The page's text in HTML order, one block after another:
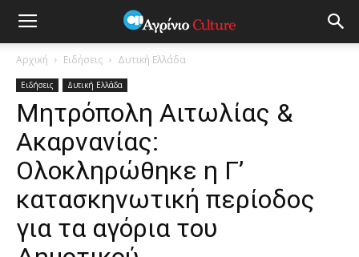
Αρχική Ειδήσεις Δυτική Ελλάδα
Ειδήσεις Δυτική Ελλάδα
Μητρόπολη Αιτωλίας &
Ακαρνανίας:
Ολοκληρώθηκε η Γ’
κατασκηνωτική περίοδος
για τα αγόρια του